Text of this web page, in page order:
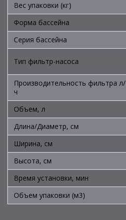
Вес упаковки (кг)
Форма бассейна
Серия бассейна
Тип фильтр-насоса
Производительность фильтра л/
ч
Объем, л
Длина/Диаметр, см
Ширина, см
Высота, см
Время установки, мин
Объем упаковки (м3)